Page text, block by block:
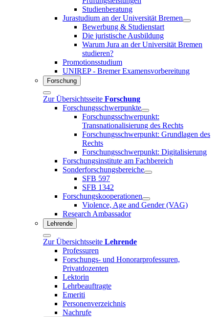
Studienberatung
Jurastudium an der Universität Bremen
Bewerbung & Studienstart
Die juristische Ausbildung
Warum Jura an der Universität Bremen
studieren?
Promotionsstudium
UNIREP - Bremer Examensvorbereitung
Forschung
Zur Übersichtsseite Forschung
Forschungsschwerpunkte
Forschungsschwerpunkt:
Transnationalisierung des Rechts
Forschungsschwerpunkt: Grundlagen des
Rechts
Forschungsschwerpunkt: Digitalisierung
Forschungsinstitute am Fachbereich
Sonderforschungsbereiche
SFB 597
SFB 1342
Forschungskooperationen
Violence, Age and Gender (VAG)
Research Ambassador
Lehrende
Zur Übersichtsseite Lehrende
Professuren
Forschungs- und Honorarprofessuren,
Privatdozenten
Lektorin
Lehrbeauftragte
Emeriti
Personenverzeichnis
Nachrufe